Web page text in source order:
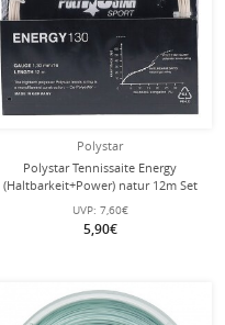
Polystar
Polystar Tennissaite Energy
(Haltbarkeit+Power) natur 12m Set
UVP: 7,60€
5,90€